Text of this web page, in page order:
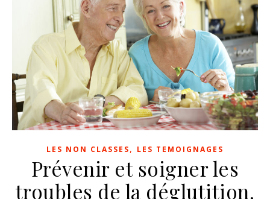
LES NON CLASSES, LES TEMOIGNAGES
Prévenir et soigner les
troubles de la déglutition.